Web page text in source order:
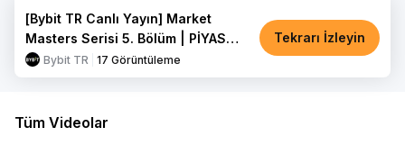
[Bybit TR Canlı Yayın] Market
Masters Serisi 5. Bölüm | PİYASA
PUSULA: EMRE BAYIR
Bybit TR 17 Görüntüleme
Tekrarı İzleyin
Tüm Videolar